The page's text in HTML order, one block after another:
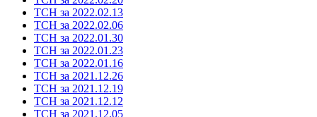
ТСН за 2022.02.13
ТСН за 2022.02.06
ТСН за 2022.01.30
ТСН за 2022.01.23
ТСН за 2022.01.16
ТСН за 2021.12.26
ТСН за 2021.12.19
ТСН за 2021.12.12
ТСН за 2021.12.05